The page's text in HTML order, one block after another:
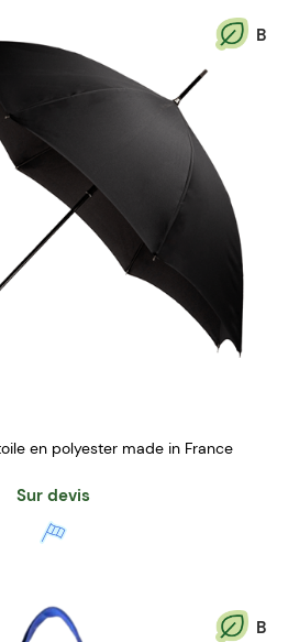
B
en polyester made in France
Sur devis
B